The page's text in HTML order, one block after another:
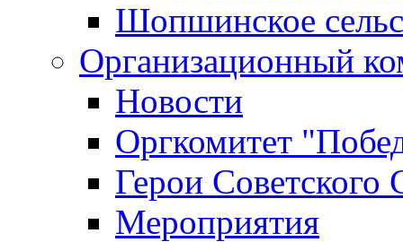
Шопшинское
Организационный
Новости
Оргкомитет
Герои Советского
Мероприятия